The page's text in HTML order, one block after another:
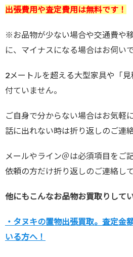
出張費用や査定費用は無料です！
※お品物が少ない場合や交通費や
に、マイナスになる場合はお伺い
2メートルを超える大型家具や「
付ていません。
ご自身で分からない場合はお気軽
話に出れない時は折り返しのご連
メールやライン＠は必須項目をご
依頼の方だけ折り返しのご連絡して
他にもこんなお品物お買取りしてい
・タヌキの置物出張買取。査定金
いる方へ！